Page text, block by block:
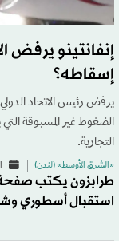
إنفانتينو يرفض
إسقاطه؟
يرفض رئيس الاتحاد الدولي
الضغوط غير المسبوقة
التجارية.
«الشرق الأوسط» (لندن)
طرابزون يكتب
استقبال أسطوري